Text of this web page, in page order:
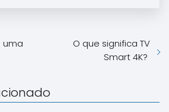
uma
O que significa TV
Smart 4K?